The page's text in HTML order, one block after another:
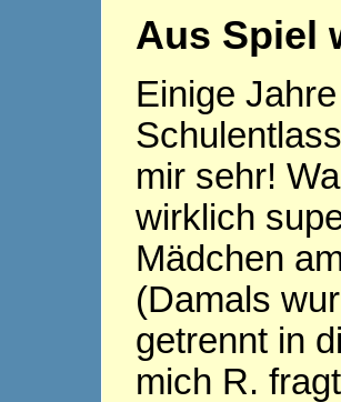
Aus Spiel
Einige
mir sehr!
wirklich
Mädchen
(Damals
getrennt in
mich R.